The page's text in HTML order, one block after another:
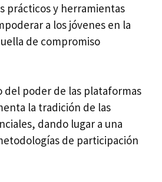
prácticos y herramientas
a los jóvenes en la
de compromiso
del poder de las plataformas
la tradición de las
dando lugar a una
de participación